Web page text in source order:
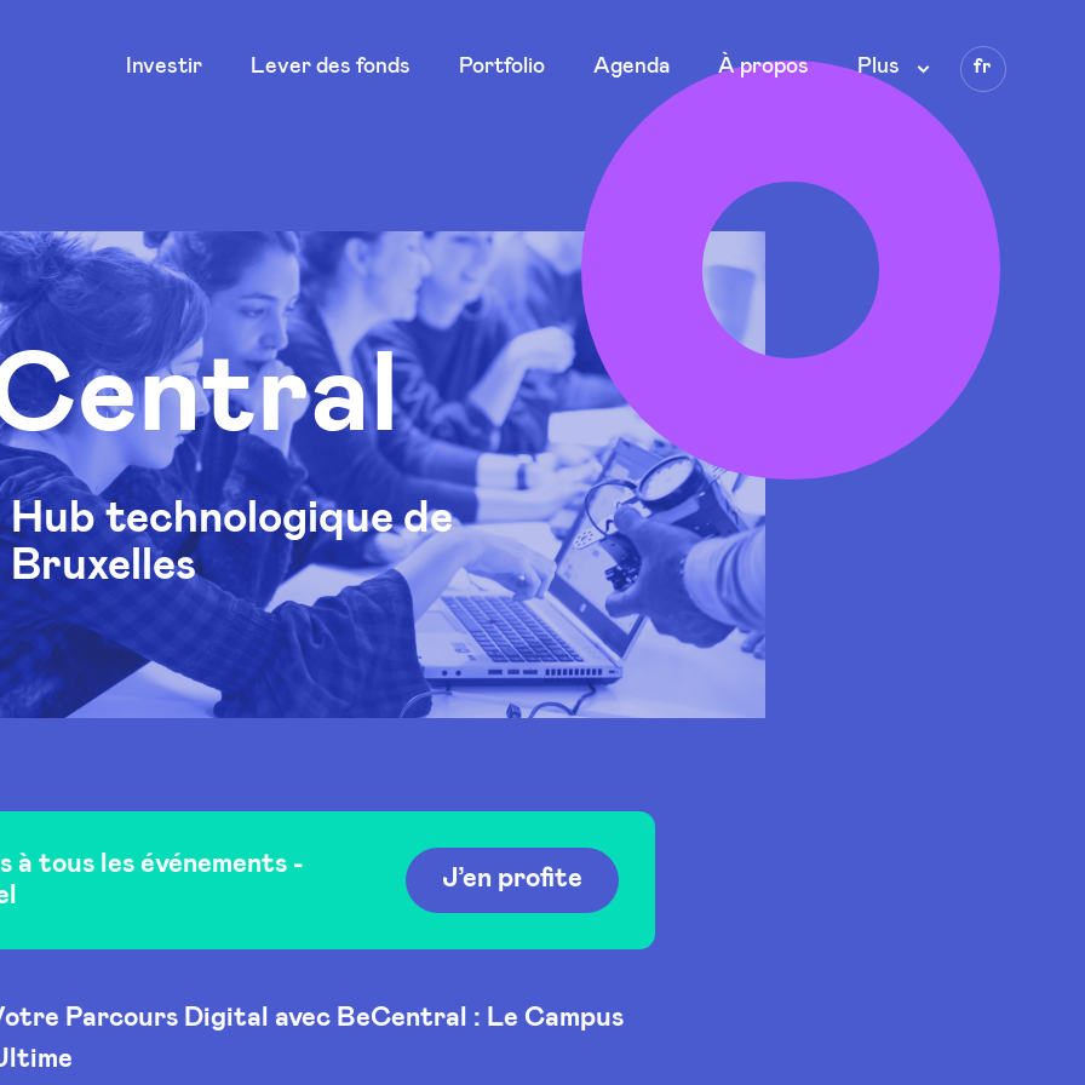
Main
Investir Lever des fonds Portfolio Agenda À propos Plus Language
fr
Hub technologique de
Bruxelles
à tous les événements -
J’en profite
Parcours Digital avec BeCentral : Le Campus